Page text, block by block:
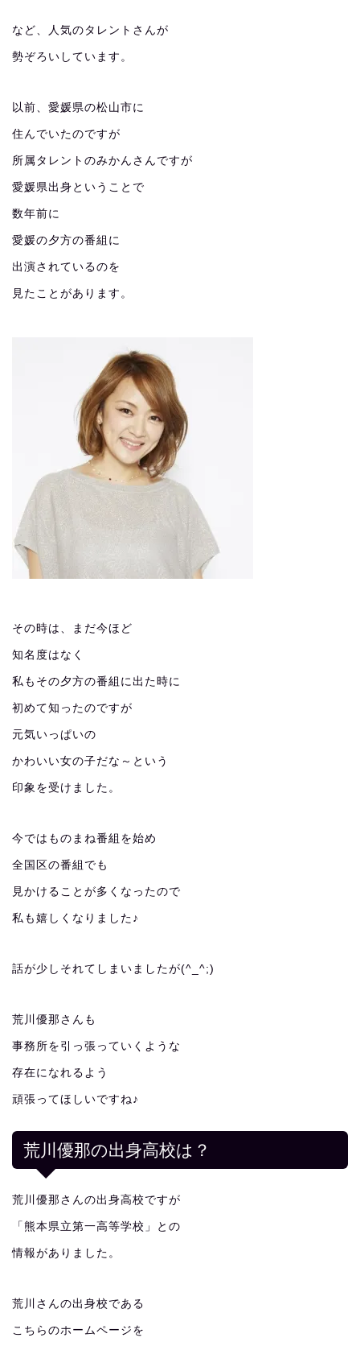
など、人気のタレントさんが
勢ぞろいしています。
以前、愛媛県の松山市に
住んでいたのですが
所属タレントのみかんさんですが
愛媛県出身ということで
数年前に
愛媛の夕方の番組に
出演されているのを
見たことがあります。
その時は、まだ今ほど
知名度はなく
私もその夕方の番組に出た時に
初めて知ったのですが
元気いっぱいの
かわいい女の子だな～という
印象を受けました。
今ではものまね番組を始め
全国区の番組でも
見かけることが多くなったので
私も嬉しくなりました♪
話が少しそれてしまいましたが(^_^;)
荒川優那さんも
事務所を引っ張っていくような
存在になれるよう
頑張ってほしいですね♪
荒川優那の出身高校は？
荒川優那さんの出身高校ですが
「熊本県立第一高等学校」との
情報がありました。
荒川さんの出身校である
こちらのホームページを